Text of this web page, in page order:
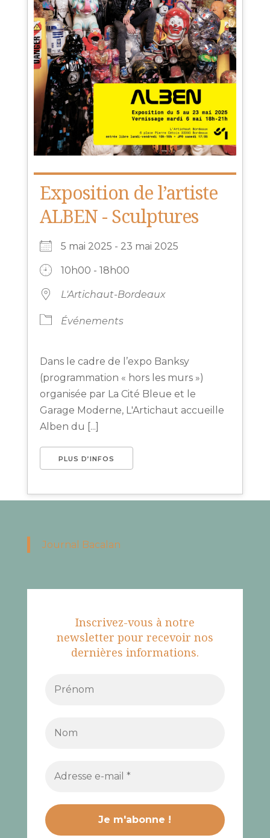
Exposition de l’artiste
ALBEN - Sculptures
5 mai 2025 - 23 mai 2025
10h00 - 18h00
L'Artichaut-Bordeaux
Événements
Dans le cadre de l’expo Banksy
(programmation « hors les murs »)
organisée par La Cité Bleue et le
Garage Moderne, L'Artichaut accueille
Alben du [...]
PLUS D’INFOS
Journal Bacalan
Inscrivez-vous à notre
newsletter pour recevoir nos
dernières informations.